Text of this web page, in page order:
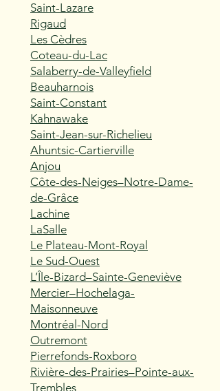
Saint-Lazare
Rigaud
Les Cèdres
Coteau-du-Lac
Salaberry-de-Valleyfield
Beauharnois
Saint-Constant
Kahnawake
Saint-Jean-sur-Richelieu
Ahuntsic-Cartierville
Anjou
Côte-des-Neiges–Notre-Dame-
de-Grâce
Lachine
LaSalle
Le Plateau-Mont-Royal
Le Sud-Ouest
L’Île-Bizard–Sainte-Geneviève
Mercier–Hochelaga-
Maisonneuve
Montréal-Nord
Outremont
Pierrefonds-Roxboro
Rivière-des-Prairies–Pointe-aux-
Trembles